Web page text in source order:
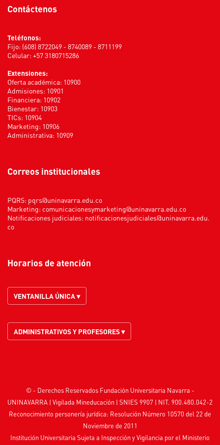
Contáctenos
Teléfonos:
Fijo: (608) 8722049 - 8740089 - 8711199
Celular: +57 3180715286
Extensiones:
Oferta académica: 10900
Admisiones: 10901
Financiera: 10902
Bienestar: 10903
TICs: 10904
Marketing: 10906
Administrativa: 10909
Correos institucionales
PQRS: pqrs@uninavarra.edu.co
Marketing: comunicacionesymarketing@uninavarra.edu.co
Notificaciones judiciales: notificacionesjudiciales@uninavarra.edu.
co
Horarios de atención
VENTANILLA ÚNICA ▾
ADMINISTRATIVOS Y PROFESORES ▾
© - Derechos Reservados Fundación Universitaria Navarra -
UNINAVARRA | Vigilada Mineducación | SNIES 9907 | NIT. 900.480.042-2
Reconocimiento personería jurídica: Resolución Número 10570 del 22 de
Noviembre de 2011
Institución Universitaria Sujeta a Inspección y Vigilancia por el Ministerio